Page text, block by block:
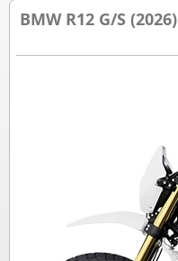
BMW R12 G/S (2026)